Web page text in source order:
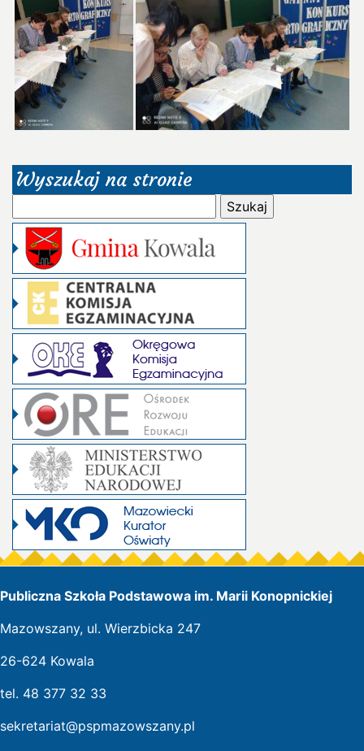
Wyszukaj na stronie
Publiczna Szkoła Podstawowa im. Marii Konopnickiej
Mazowszany, ul. Wierzbicka 247
26-624 Kowala
tel. 48 377 32 33
sekretariat@pspmazowszany.pl